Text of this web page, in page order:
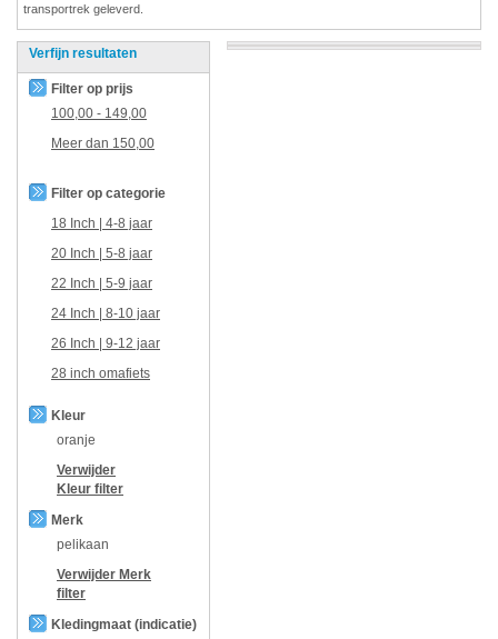
transportrek geleverd.
Verfijn resultaten
Filter op prijs
100,00 - 149,00
Meer dan 150,00
Filter op categorie
18 Inch | 4-8 jaar
20 Inch | 5-8 jaar
22 Inch | 5-9 jaar
24 Inch | 8-10 jaar
26 Inch | 9-12 jaar
28 inch omafiets
Kleur
oranje
Verwijder
Kleur filter
Merk
pelikaan
Verwijder Merk
filter
Kledingmaat (indicatie)